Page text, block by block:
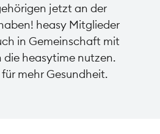
jetzt an der
heasy Mitglieder
in Gemeinschaft mit
die heasytime nutzen.
mehr Gesundheit.